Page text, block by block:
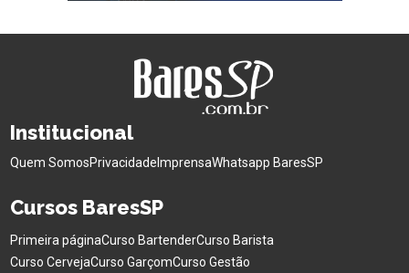
Institucional
Quem SomosPrivacidade ImprensaWhatsapp BaresSP
Cursos BaresSP
Primeira páginaCurso BartenderCurso Barista
Curso CervejaCurso GarçomCurso Gestão